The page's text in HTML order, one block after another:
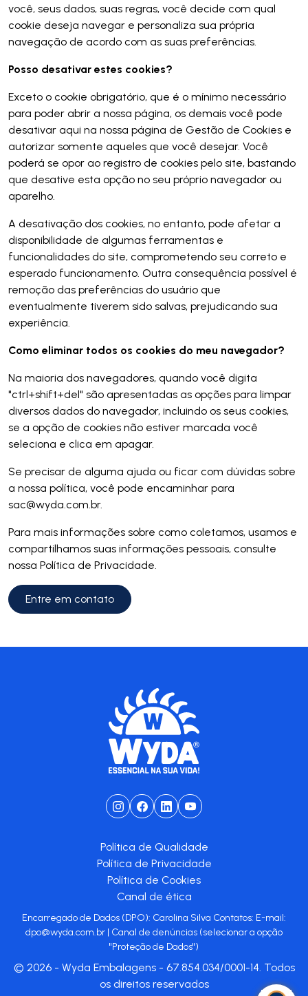
você, seus dados, suas regras, você decide com qual
cookie deseja navegar e personaliza sua própria
navegação de acordo com as suas preferências.
Posso desativar estes cookies?
Exceto o cookie obrigatório, que é o mínimo necessário
para poder abrir a nossa página, os demais você pode
desativar aqui na nossa página de Gestão de Cookies e
autorizar somente aqueles que você desejar. Você
poderá se opor ao registro de cookies pelo site, bastando
que desative esta opção no seu próprio navegador ou
aparelho.
A desativação dos cookies, no entanto, pode afetar a
disponibilidade de algumas ferramentas e
funcionalidades do site, comprometendo seu correto e
esperado funcionamento. Outra consequência possível é
remoção das preferências do usuário que
eventualmente tiverem sido salvas, prejudicando sua
experiência.
Como eliminar todos os cookies do meu navegador?
Na maioria dos navegadores, quando você digita
"ctrl+shift+del" são apresentadas as opções para limpar
diversos dados do navegador, incluindo os seus cookies,
se a opção de cookies não estiver marcada você
seleciona e clica em apagar.
Se precisar de alguma ajuda ou ficar com dúvidas sobre
a nossa política, você pode encaminhar para
sac@wyda.com.br.
Para mais informações sobre como coletamos, usamos e
compartilhamos suas informações pessoais, consulte
nossa Política de Privacidade.
Entre em contato
Política de Qualidade
Política de Privacidade
Política de Cookies
Canal de ética
Encarregado de Dados (DPO): Carolina Silva Contatos: E-mail:
dpo@wyda.com.br | Canal de denúncias (selecionar a opção
"Proteção de Dados")
© 2026 - Wyda Embalagens - 67.854.034/0001-14. Todos
os direitos reservados